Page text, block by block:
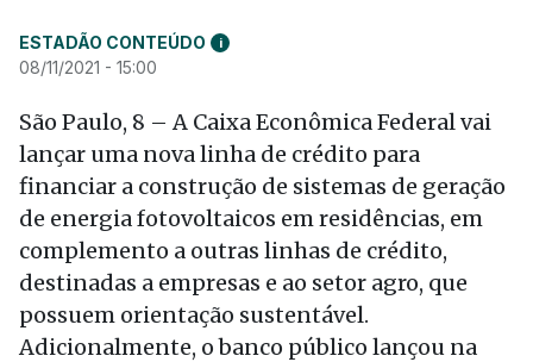
ESTADÃO CONTEÚDO i
08/11/2021 - 15:00
São Paulo, 8 – A Caixa Econômica Federal vai
lançar uma nova linha de crédito para
financiar a construção de sistemas de geração
de energia fotovoltaicos em residências, em
complemento a outras linhas de crédito,
destinadas a empresas e ao setor agro, que
possuem orientação sustentável.
Adicionalmente, o banco público lançou na